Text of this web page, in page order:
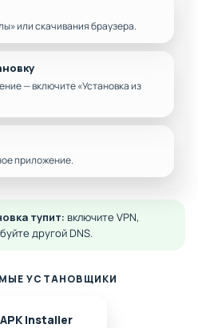
или скачивания браузера.
— включите «Установка из
приложение.
тупит: включите VPN,
другой DNS.
УСТАНОВЩИКИ
Installer